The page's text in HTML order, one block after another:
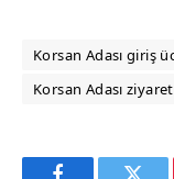
Korsan Adası giriş
Korsan Adası